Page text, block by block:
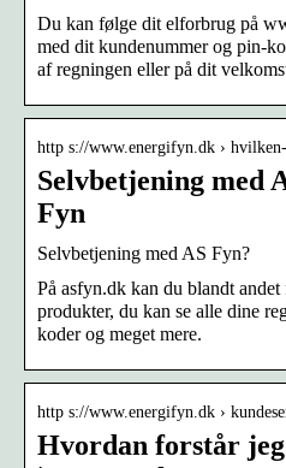
Du kan følge dit elforbrug på
med dit kundenummer og pin-
af regningen eller på dit
http s://www.energifyn.dk ›
Selvbetjening med
Fyn
Selvbetjening med AS Fyn?
På asfyn.dk kan du blandt
produkter, du kan se alle dine
koder og meget mere.
http s://www.energifyn.dk ›
Hvordan forstår